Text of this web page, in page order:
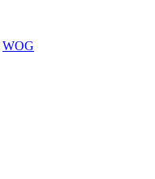
WOG